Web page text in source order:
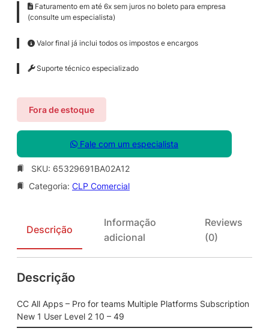
Faturamento em até 6x sem juros no boleto para empresa
(consulte um especialista)
Valor final já inclui todos os impostos e encargos
Suporte técnico especializado
Fora de estoque
Fale com um especialista
SKU: 65329691BA02A12
Categoria: CLP Comercial
Descrição
Informação
adicional
Reviews
(0)
Descrição
CC All Apps – Pro for teams Multiple Platforms Subscription
New 1 User Level 2 10 – 49